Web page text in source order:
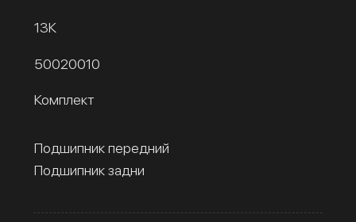
13К
50020010
Комплект
Подшипник передний
Подшипник задни